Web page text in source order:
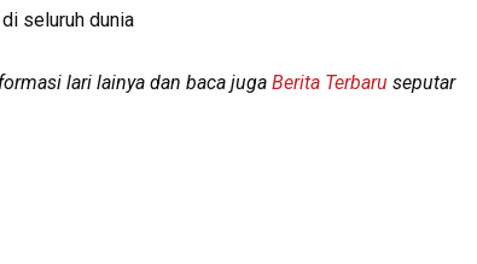
seluruh dunia
lari lainya dan baca juga Berita Terbaru seputar